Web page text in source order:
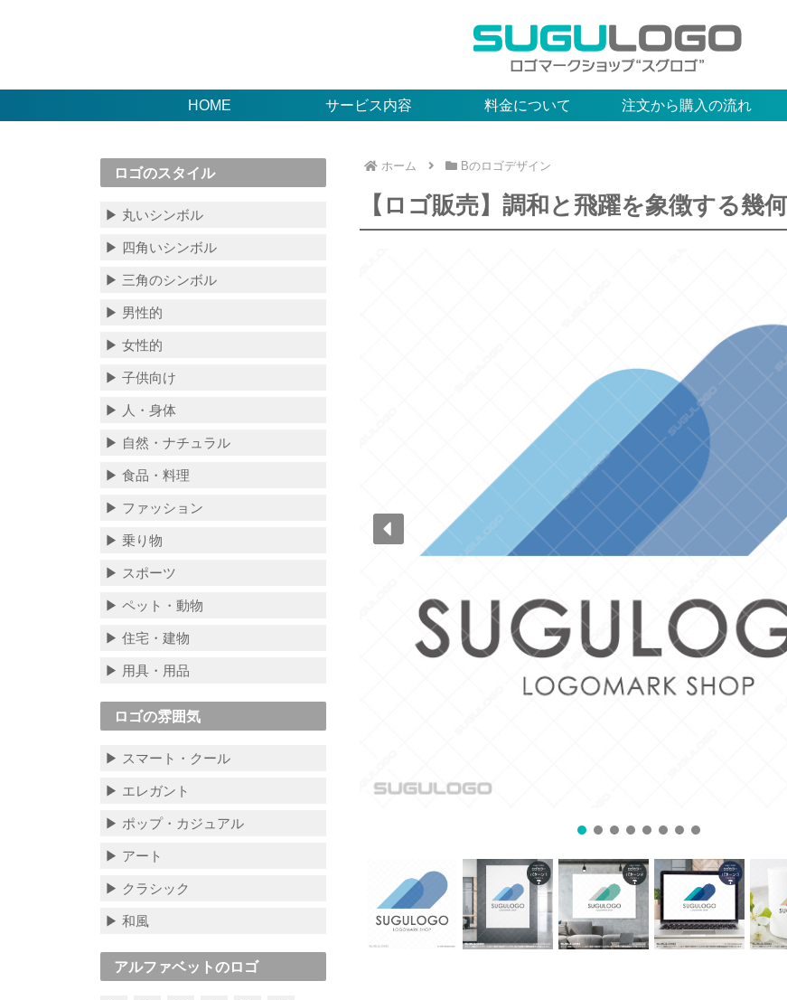
HOME サービス内容 料金について 注文から購入の流れ
ホーム Bのロゴデザイン
【ロゴ販売】調和と飛躍を象徴する幾
ロゴのスタイル
▶ 丸いシンボル
▶ 四角いシンボル
▶ 三角のシンボル
▶ 男性的
▶ 女性的
▶ 子供向け
▶ 人・身体
▶ 自然・ナチュラル
▶ 食品・料理
▶ ファッション
▶ 乗り物
▶ スポーツ
▶ ペット・動物
▶ 住宅・建物
▶ 用具・用品
ロゴの雰囲気
▶ スマート・クール
▶ エレガント
▶ ポップ・カジュアル
▶ アート
▶ クラシック
▶ 和風
アルファベットのロゴ